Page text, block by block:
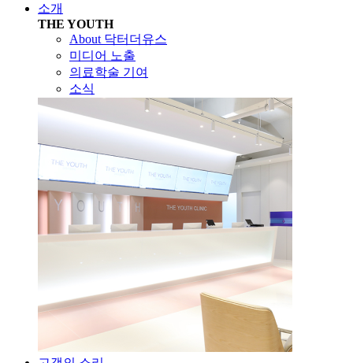
소개
THE YOUTH
About 닥터더유스
미디어 노출
의료학술 기여
소식